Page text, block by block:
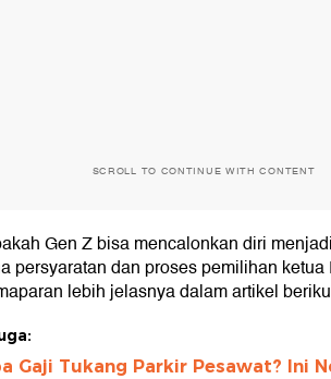
SCROLL TO CONTINUE WITH CONTENT
Gen Z bisa mencalonkan diri
persyaratan dan proses pemilihan
lebih jelasnya dalam artikel
Gaji Tukang Parkir Pesawat? Ini